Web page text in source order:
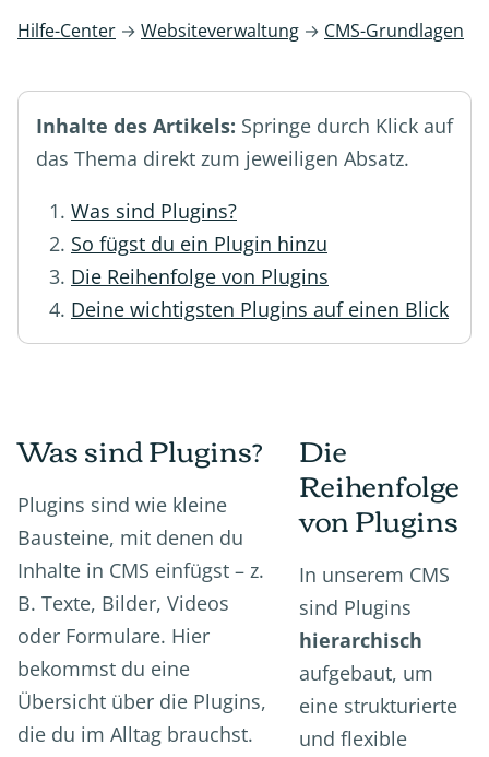
Hilfe-Center → Websiteverwaltung → CMS-Grundlagen
Inhalte des Artikels: Springe durch Klick auf
das Thema direkt zum jeweiligen Absatz.
Was sind Plugins?
So fügst du ein Plugin hinzu
Die Reihenfolge von Plugins
Deine wichtigsten Plugins auf einen Blick
Was sind Plugins?
Plugins sind wie kleine
Bausteine, mit denen du
Inhalte in CMS einfügst – z.
B. Texte, Bilder, Videos
oder Formulare. Hier
bekommst du eine
Übersicht über die Plugins,
die du im Alltag brauchst.
Die
Reihenfolge
von Plugins
In unserem CMS
sind Plugins
hierarchisch
aufgebaut, um
eine strukturierte
und flexible